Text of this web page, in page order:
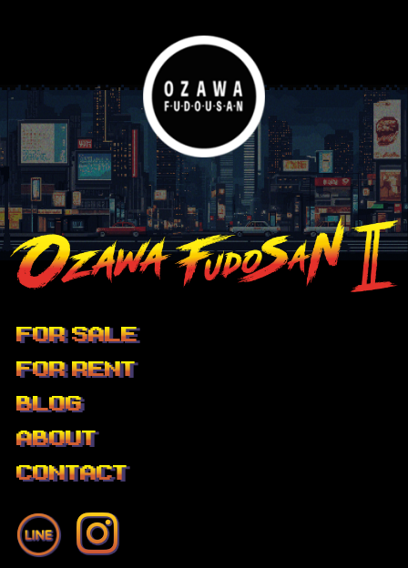
FOR SALE
FOR RENT
BLOG
ABOUT
CONTACT